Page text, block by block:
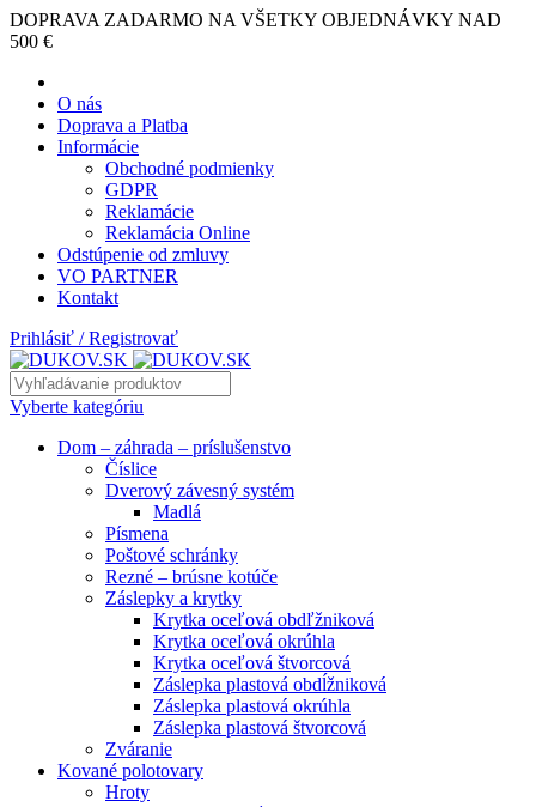
DOPRAVA ZADARMO NA VŠETKY OBJEDNÁVKY NAD
500 €
O nás
Doprava a Platba
Informácie
Obchodné podmienky
GDPR
Reklamácie
Reklamácia Online
Odstúpenie od zmluvy
VO PARTNER
Kontakt
Prihlásiť / Registrovať
Vyberte kategóriu
Dom – záhrada – príslušenstvo
Číslice
Dverový závesný systém
Madlá
Písmena
Poštové schránky
Rezné – brúsne kotúče
Záslepky a krytky
Krytka oceľová obdľžniková
Krytka oceľová okrúhla
Krytka oceľová štvorcová
Záslepka plastová obdĺžniková
Záslepka plastová okrúhla
Záslepka plastová štvorcová
Zváranie
Kované polotovary
Hroty